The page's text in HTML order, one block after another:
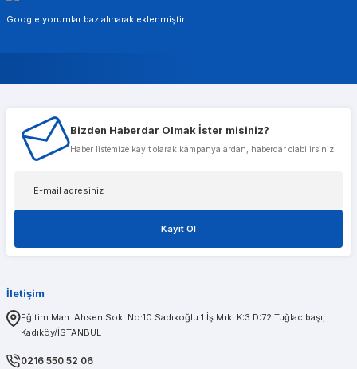
Google yorumlar baz alınarak eklenmiştir.
Murat Gencer
Musterileri ile cok alakali, temsilcileri ise cok nazik ve ilgili
Tolga Koç
Bizden Haberdar Olmak İster misiniz?
Haber listemize kayıt olarak kampanyalardan, haberdar olabilirsiniz.
Kayıt Ol
İletişim
Eğitim Mah. Ahsen Sok. No:10 Sadıkoğlu 1 İş Mrk. K:3 D:72 Tuğlacıbaşı,
Kadıköy/İSTANBUL
0216 550 52 06